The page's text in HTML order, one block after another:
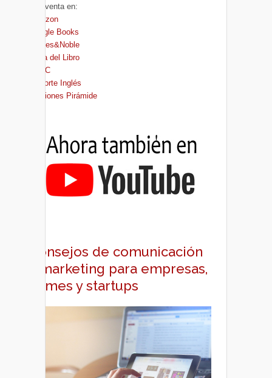
A la venta en:
Amazon
Google Books
Barnes&Noble
Casa del Libro
FNAC
El Corte Inglés
Ediciones Pirámide
Consejos de comunicación
y marketing para empresas,
pymes y startups